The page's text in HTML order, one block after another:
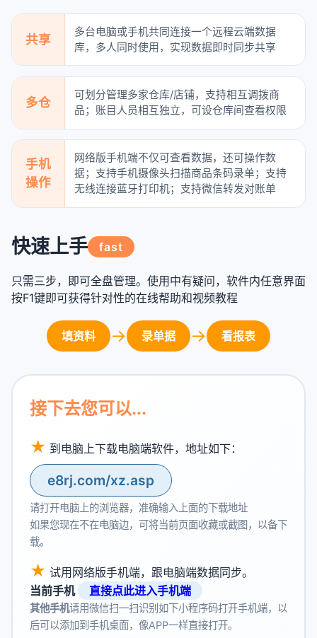
共享
多台电脑或手机共同连接一个远程云端数据
库，多人同时使用，实现数据即时同步共享
多仓
可划分管理多家仓库/店铺，支持相互调拨商
品；账目人员相互独立，可设仓库间查看权限
手机
操作
网络版手机端不仅可查看数据，还可操作数
据；支持手机摄像头扫描商品条码录单；支持
无线连接蓝牙打印机；支持微信转发对账单
快速上手 fast
只需三步，即可全盘管理。使用中有疑问，软件内任意界面
按F1键即可获得针对性的在线帮助和视频教程
填资料 → 录单据 → 看报表
接下去您可以...
★ 到电脑上下载电脑端软件，地址如下：
e8rj.com/xz.asp
请打开电脑上的浏览器，准确输入上面的下载地址
如果您现在不在电脑边，可将当前页面收藏或截图，以备下
载。
★ 试用网络版手机端，跟电脑端数据同步。
当前手机
直接点此进入手机端
其他手机请用微信扫一扫识别如下小程序码打开手机端，以
后可以添加到手机桌面，像APP一样直接打开。